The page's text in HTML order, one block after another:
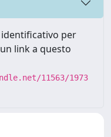
per
link a questo
11563/1973